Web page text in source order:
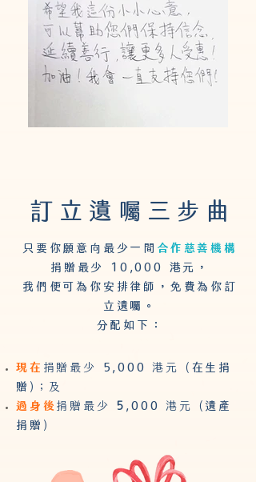
訂立遺 囑 三 步 曲
只要你願意向最少一間 合作慈善機構
捐贈最少 10,000 港元，
我們便可為你安排律師，免費為你訂
立遺囑。
分配如下：
現在 捐贈最少 5,000 港元 (在生捐
贈 )；及
過身後捐贈最少 5,000港元 (遺產
捐贈 )